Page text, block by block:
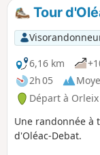
Tour
6,16 km
2h 05
Départ à
Une randonnée à
d'Oléac-Debat.